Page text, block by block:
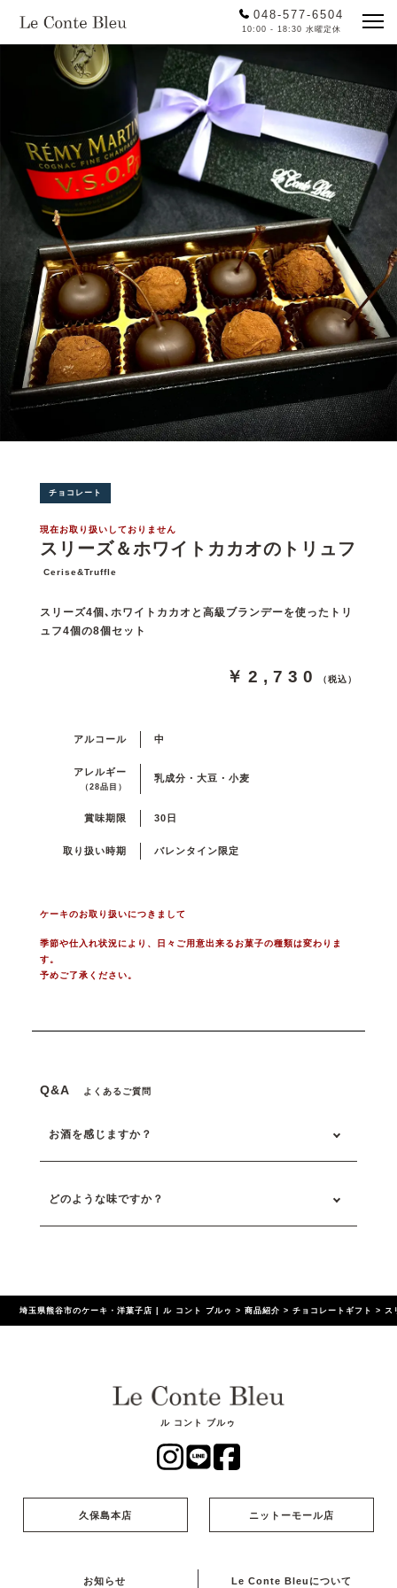
048-577-6504
10:00 - 18:30 水曜定休
チョコレート
現在お取り扱いしておりません
スリーズ＆ホワイトカカオのトリュフ
Cerise&Truffle
スリーズ4個､ホワイトカカオと高級ブランデーを使ったトリ
ュフ4個の8個セット
￥2,730 （税込）
アルコール 中
アレルギー
（28品目）
乳成分・大豆・小麦
賞味期限 30日
取り扱い時期 バレンタイン限定
ケーキのお取り扱いにつきまして
季節や仕入れ状況により、日々ご用意出来るお菓子の種類は変わりま
す。
予めご了承ください。
Q&A よくあるご質問
お酒を感じますか？
どのような味ですか？
埼玉県熊谷市のケーキ・洋菓子店 | ル コント ブルゥ >商品紹介 >チョコレートギフト >ス
ル コント ブルゥ
久保島本店 ニットーモール店
お知らせ Le Conte Bleuについて